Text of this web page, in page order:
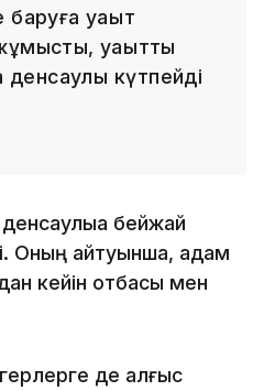
уақыт
уақытты
денсаулық күтпейді
бейжай
Оның айтуынша, адам
кейін отбасы мен
де алғыс